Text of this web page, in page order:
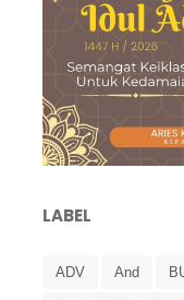
LABEL
ADV And